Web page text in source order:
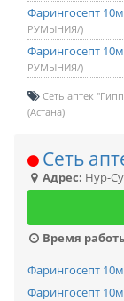
Фарингосепт
РУМЫНИЯ/)
Фарингосепт
РУМЫНИЯ/)
Сеть аптек
(Астана)
Сеть
Адрес: Нур-
Время
Фарингосепт
Фарингосепт